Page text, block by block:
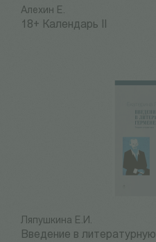
Алехин Е.
18+ Календарь II
Ляпушкина Е.И.
Введение в литературную